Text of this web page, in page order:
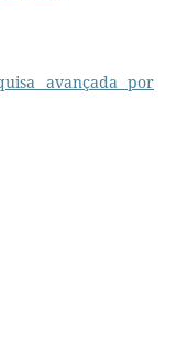
avançada por